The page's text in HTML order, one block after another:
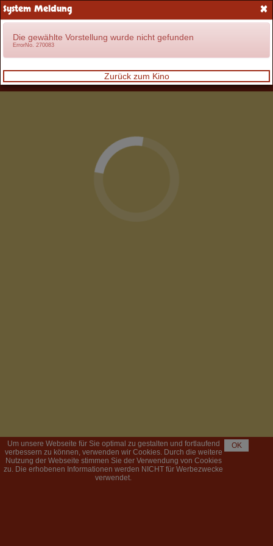
Anmelden
Um unsere Webseite für Sie optimal zu gestalten und fortlaufend
verbessern zu können, verwenden wir Cookies. Durch die weitere
Nutzung der Webseite stimmen Sie der Verwendung von Cookies
zu. Die erhobenen Informationen werden NICHT für Werbezwecke
verwendet.
OK
×
System Meldung
Die gewählte Vorstellung wurde nicht gefunden
ErrorNo. 270083
Zurück zum Kino